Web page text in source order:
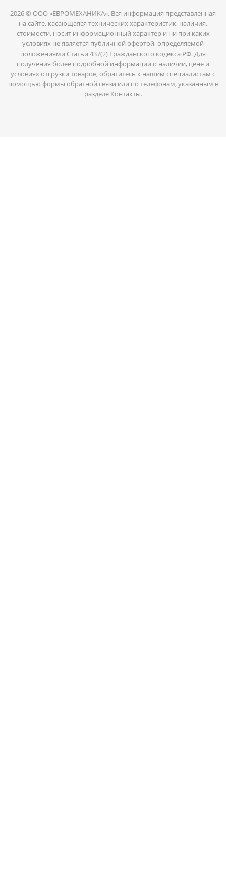
2026 © ООО «ЕВРОМЕХАНИКА». Вся информация представленная
на сайте, касающаяся технических характеристик, наличия,
стоимости, носит информационный характер и ни при каких
условиях не является публичной офертой, определяемой
положениями Статьи 437(2) Гражданского кодекса РФ. Для
получения более подробной информации о наличии, цене и
условиях отгрузки товаров, обратитесь к нашим специалистам с
помощью формы обратной связи или по телефонам, указанным в
разделе Контакты.